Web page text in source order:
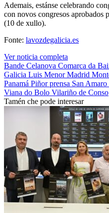
Ademais, estánse celebrando
con novos congresos aprobados
(10 de xullo).
Fonte: lavozdegalicia.es
Ver noticia completa
Bande Celanova Comarca da
Galicia Luis MenorMadrid
Panamá Piñorprensa San Amaro
Viana do Bolo Vilariño de Conso
Tamén che pode interesar